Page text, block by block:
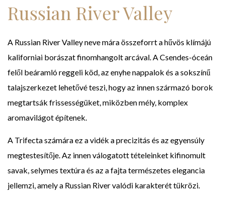
Russian River Valley
A Russian River Valley neve mára összeforrt a hűvös klímájú
kaliforniai borászat finomhangolt arcával. A Csendes-óceán
felől beáramló reggeli köd, az enyhe nappalok és a sokszínű
talajszerkezet lehetővé teszi, hogy az innen származó borok
megtartsák frissességüket, miközben mély, komplex
aromavilágot építenek.
A Trifecta számára ez a vidék a precizitás és az egyensúly
megtestesítője. Az innen válogatott tételeinket kifinomult
savak, selymes textúra és az a fajta természetes elegancia
jellemzi, amely a Russian River valódi karakterét tükrözi.